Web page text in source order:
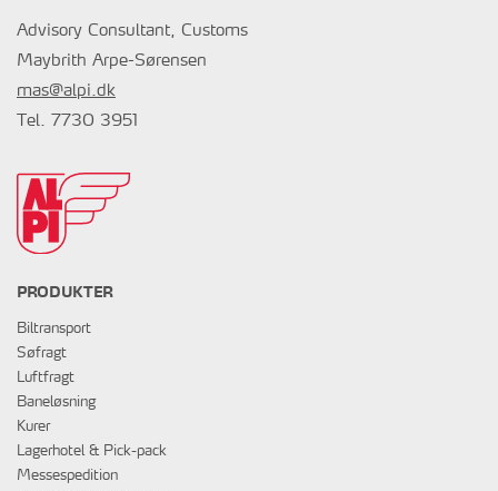
Advisory Consultant, Customs
Maybrith Arpe-Sørensen
mas@alpi.dk
Tel. 7730 3951
PRODUKTER
Biltransport
Søfragt
Luftfragt
Baneløsning
Kurer
Lagerhotel & Pick-pack
Messespedition